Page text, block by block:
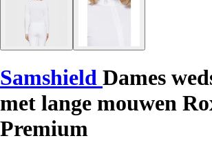
Samshield Dames
met lange mouwen
Premium